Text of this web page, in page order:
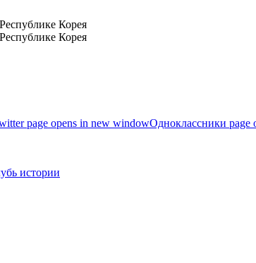
Корея
Корея
page opens in new windowОдноклассники page
истории